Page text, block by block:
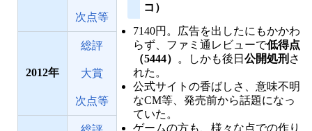
次点等
2012
総評
大賞
次点等
コ）
7140円。広告を出したにもかかわ
らず、ファミ通レビューで低得点
（5444）
。しかも後日 公開処刑 さ
れた。
公式サイトの香ばしさ、意味不明
なCM等、発売前から話題になっ
ていた。
ゲームの方も、様々な点での作り